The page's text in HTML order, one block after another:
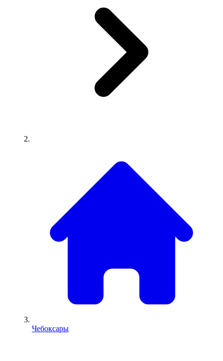
Чебоксары